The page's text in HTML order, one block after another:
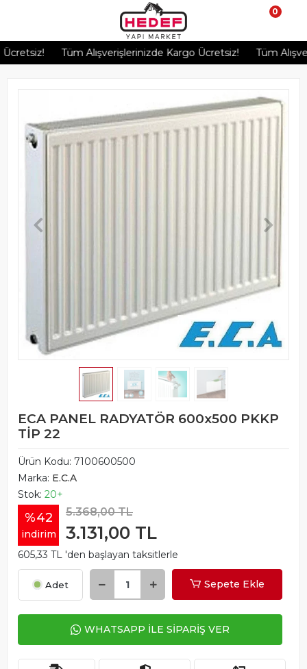
Tüm Alışverişlerinizde Kargo Ücretsiz! Tüm
0
ECA PANEL RADYATÖR 600x500 PKKP
TİP 22
Ürün Kodu: 7100600500
Marka: E.C.A
Stok: 20+
%42
indirim
5.368,00 TL
3.131,00 TL
605,33 TL 'den başlayan taksitlerle
Adet Sepete Ekle
WHATSAPP İLE SİPARİŞ VER